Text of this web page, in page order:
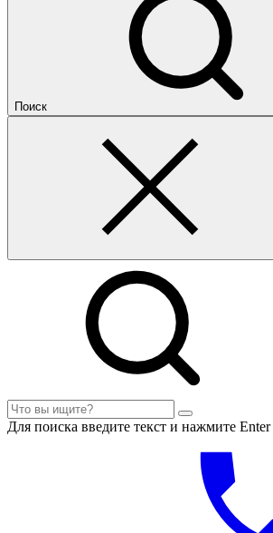
Поиск
Для поиска введите текст и нажмите Enter